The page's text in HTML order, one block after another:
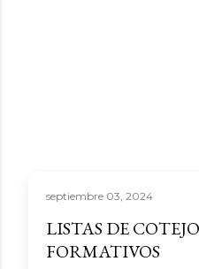
septiembre 03, 2024
LISTAS DE
FORMATIVOS